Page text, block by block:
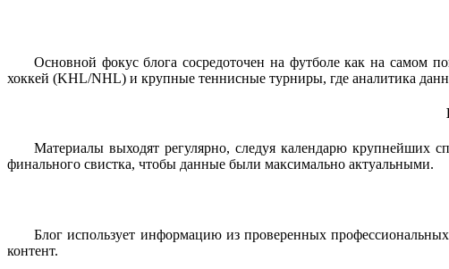
Основной фокус блога сосредоточен на футболе как на самом
хоккей (KHL/NHL) и крупные теннисные турниры, где аналитика
Материалы выходят регулярно, следуя календарю
финального свистка, чтобы данные были максимально актуальными.
Блог использует информацию из проверенных
контент.